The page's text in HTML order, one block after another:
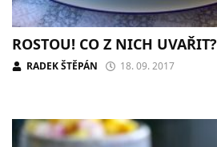
ROSTOU! CO Z NICH UVAŘIT?
RADEK ŠTĚPÁN 18. 09. 2017